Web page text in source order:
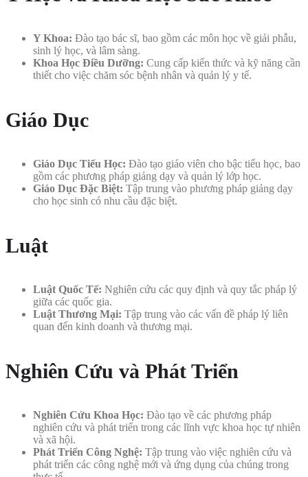
Y Khoa: Đào tạo bác sĩ, bao gồm các môn học về giải phẫu,
sinh lý học, và lâm sàng.
Khoa Học Điều Dưỡng: Cung cấp kiến thức và kỹ năng cần
thiết cho việc chăm sóc bệnh nhân và quản lý y tế.
Giáo Dục
Giáo Dục Tiểu Học: Đào tạo giáo viên cho bậc tiểu học, bao
gồm các phương pháp giảng dạy và quản lý lớp học.
Giáo Dục Đặc Biệt: Tập trung vào phương pháp giảng dạy
cho học sinh có nhu cầu đặc biệt.
Luật
Luật Quốc Tế: Nghiên cứu các quy định và quy tắc pháp lý
giữa các quốc gia.
Luật Thương Mại: Tập trung vào các vấn đề pháp lý liên
quan đến kinh doanh và thương mại.
Nghiên Cứu và Phát Triển
Nghiên Cứu Khoa Học: Đào tạo về các phương pháp
nghiên cứu và phát triển trong các lĩnh vực khoa học tự nhiên
và xã hội.
Phát Triển Công Nghệ: Tập trung vào việc nghiên cứu và
phát triển các công nghệ mới và ứng dụng của chúng trong